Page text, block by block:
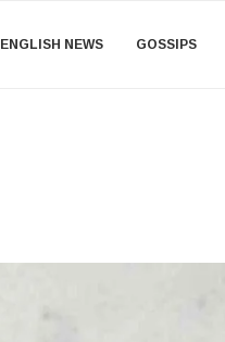
ENGLISH NEWS GOSSIPS